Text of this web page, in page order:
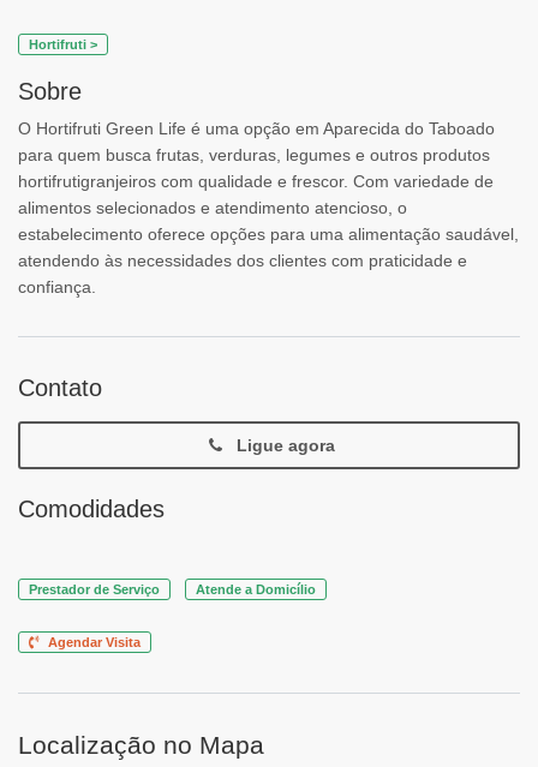
Hortifruti >
Sobre
O Hortifruti Green Life é uma opção em Aparecida do Taboado
para quem busca frutas, verduras, legumes e outros produtos
hortifrutigranjeiros com qualidade e frescor. Com variedade de
alimentos selecionados e atendimento atencioso, o
estabelecimento oferece opções para uma alimentação saudável,
atendendo às necessidades dos clientes com praticidade e
confiança.
Contato
Ligue agora
Comodidades
Prestador de Serviço Atende a Domicílio
Agendar Visita
Localização no Mapa